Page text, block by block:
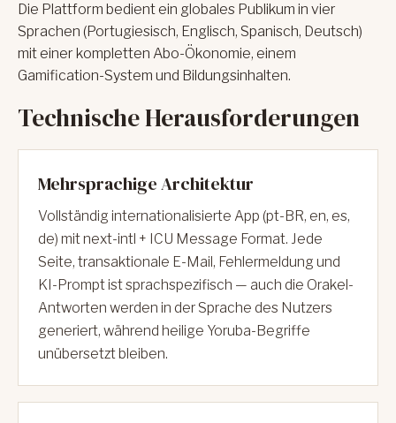
Die Plattform bedient ein globales Publikum in vier
Sprachen (Portugiesisch, Englisch, Spanisch, Deutsch)
mit einer kompletten Abo-Ökonomie, einem
Gamification-System und Bildungsinhalten.
Technische Herausforderungen
Mehrsprachige Architektur
Vollständig internationalisierte App (pt-BR, en, es,
de) mit next-intl + ICU Message Format. Jede
Seite, transaktionale E-Mail, Fehlermeldung und
KI-Prompt ist sprachspezifisch — auch die Orakel-
Antworten werden in der Sprache des Nutzers
generiert, während heilige Yoruba-Begriffe
unübersetzt bleiben.